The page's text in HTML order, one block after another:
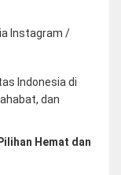
Instagram /
Indonesia di
dan
Hemat dan